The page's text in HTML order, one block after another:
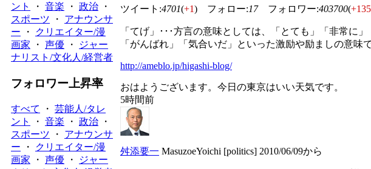
ント
・ 音楽 ・ 政治 ・
スポーツ ・ アナウンサ
ー ・
クリエイター/漫
画家 ・ 声優 ・
ジャー
ナリスト/文化人/経営者
フォロワー上昇率
すべて ・ 芸能人/タレ
ント
・ 音楽 ・ 政治 ・
スポーツ ・ アナウンサ
ー ・
クリエイター/漫
画家 ・ 声優 ・
ジャー
ツイート:4701(+1) フォロー:17フォロワー:403700(+135
「てげ」･･･方言の意味としては、「とても」「非常に
「がんばれ」「気合いだ」といった激励や励ましの意味
http://ameblo.jp/higashi-blog/
おはようございます。今日の東京はいい天気です。
5時間前
舛添要一 MasuzoeYoichi [politics] 2010/06/09から